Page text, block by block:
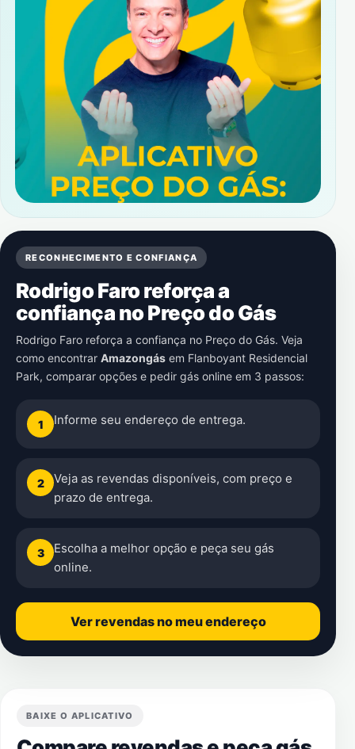
RECONHECIMENTO E CONFIANÇA
Rodrigo Faro reforça a
confiança no Preço do Gás
Rodrigo Faro reforça a confiança no Preço do Gás. Veja
como encontrar Amazongás em Flanboyant Residencial
Park, comparar opções e pedir gás online em 3 passos:
1 Informe seu endereço de entrega.
2
Veja as revendas disponíveis, com preço e
prazo de entrega.
3
Escolha a melhor opção e peça seu gás
online.
Ver revendas no meu endereço
BAIXE O APLICATIVO